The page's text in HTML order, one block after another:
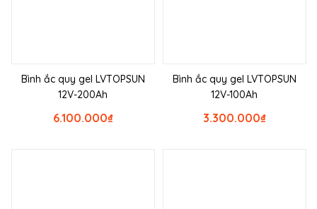
Bình ắc quy gel LVTOPSUN
12V-200Ah
₫
6.100.000
Bình ắc quy gel LVTOPSUN
12V-100Ah
₫
3.300.000